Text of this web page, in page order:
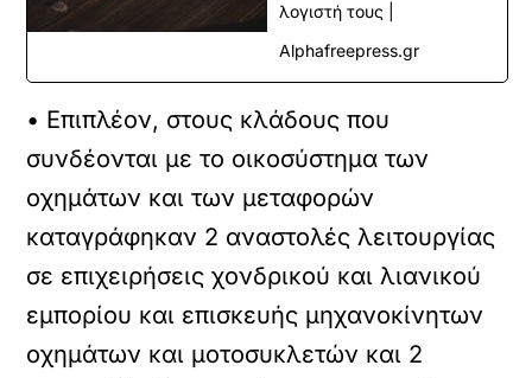
λογιστή τους |
Alphafreepress.gr
• Επιπλέον, στους κλάδους που
συνδέονται με το οικοσύστημα των
οχημάτων και των μεταφορών
καταγράφηκαν 2 αναστολές λειτουργίας
σε επιχειρήσεις χονδρικού και λιανικού
εμπορίου και επισκευής μηχανοκίνητων
οχημάτων και μοτοσυκλετών και 2